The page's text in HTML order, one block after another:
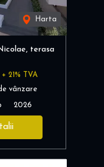
Harta
terasa
21% TVA
vânzare
2026